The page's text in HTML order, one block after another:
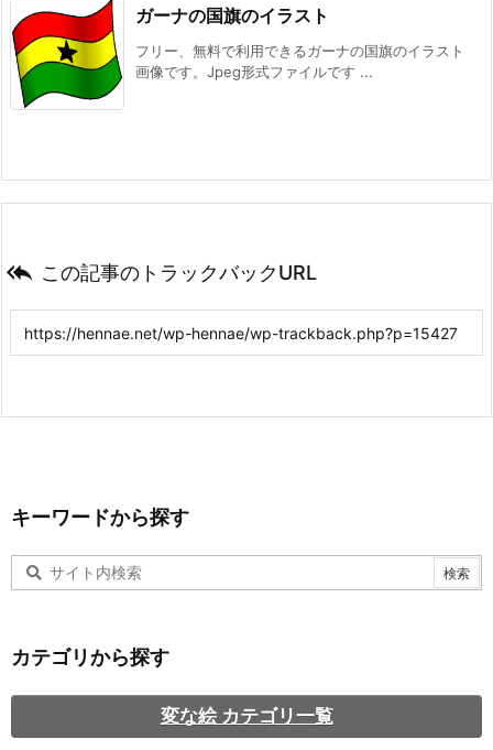
ガーナの国旗のイラスト
フリー、無料で利用できるガーナの国旗のイラスト
画像です。Jpeg形式ファイルです ...
 この記事のトラックバックURL
キーワードから探す
カテゴリから探す
変な絵 カテゴリ一覧